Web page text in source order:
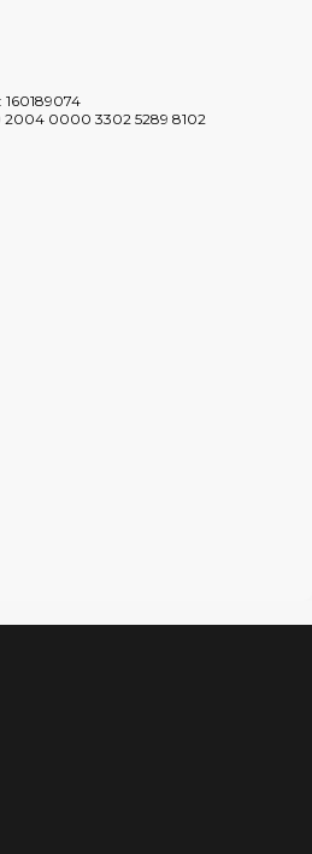
160189074
2004 0000 3302 5289 8102